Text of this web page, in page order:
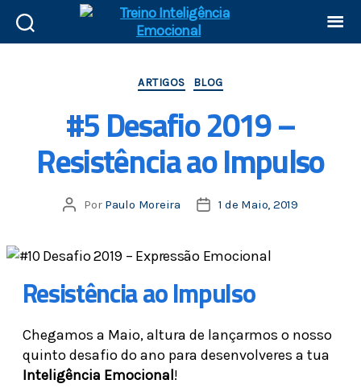
ARTIGOS BLOG
#5 Desafio 2019 –
Resistência ao Impulso
Por Paulo Moreira 1 de Maio, 2019
Resistência ao Impulso
Chegamos a Maio, altura de lançarmos o nosso
quinto desafio do ano para desenvolveres a tua
Inteligência Emocional!